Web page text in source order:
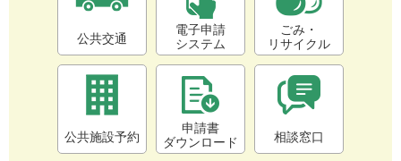
公共交通
電子申請
システム
ごみ・
リサイクル
公共施設予約
申請書
ダウンロード
相談窓口